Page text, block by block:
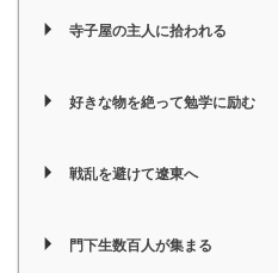
寺子屋の主人に拾われる
好きな物を絶って勉学に励む
戦乱を避けて遼東へ
門下生数百人が集まる